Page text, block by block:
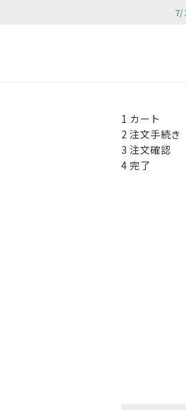
7/
1 カート
2 注文手続き
3 注文確認
4 完了